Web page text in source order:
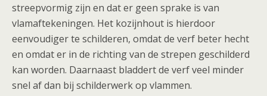
streepvormig zijn en dat er geen sprake is van
vlamaftekeningen. Het kozijnhout is hierdoor
eenvoudiger te schilderen, omdat de verf beter hecht
en omdat er in de richting van de strepen geschilderd
kan worden. Daarnaast bladdert de verf veel minder
snel af dan bij schilderwerk op vlammen.